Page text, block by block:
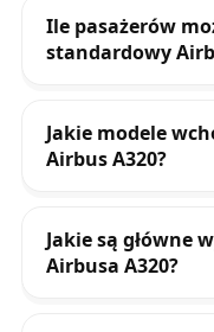
Ile pasażerów
standardowy
Jakie modele
Airbus A320?
Jakie są główne
Airbusa A320?